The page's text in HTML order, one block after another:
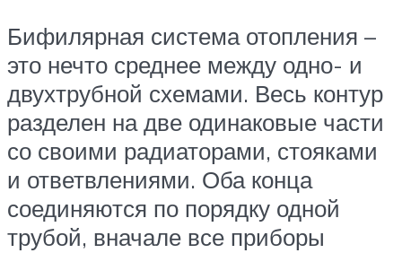
Бифилярная система отопления –
это нечто среднее между одно- и
двухтрубной схемами. Весь контур
разделен на две одинаковые части
со своими радиаторами, стояками
и ответвлениями. Оба конца
соединяются по порядку одной
трубой, вначале все приборы